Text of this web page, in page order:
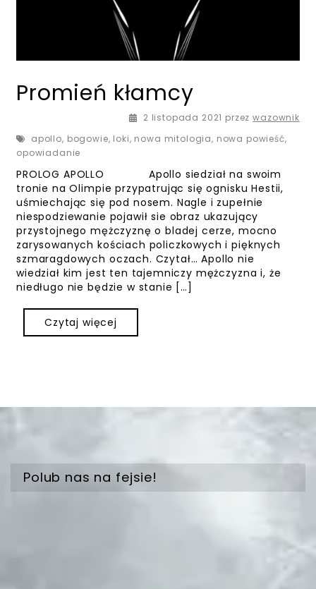
Promień kłamcy
2 listopada 2021 2 listopada 2021
przezwazownik
apollo, bogowie, loki, nowa mitologia, nowa powieść,
opowiadanie
PROLOG APOLLO Apollo siedział na swoim
tronie na Olimpie przypatrując się ognisku Hestii,
uśmiechając się pod nosem. Nagle i zupełnie
niespodziewanie pojawił sie obraz ukazujący
przystojnego mężczyznę o bladej cerze, mocno
zarysowanych kościach policzkowych i pięknych
szmaragdowych oczach. Czytał… Apollo nie
wiedział kim jest ten tajemniczy mężczyzna i, że
niedługo nie będzie w stanie […]
Czytaj więcej
Polub nas na fejsie!